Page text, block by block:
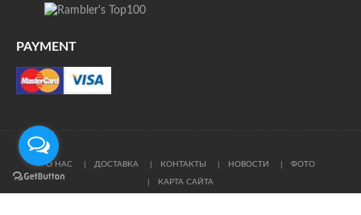
PAYMENT
О НАС ДОСТАВКА КОНТАКТЫ НОВОСТИ ФОТО
КАРТА САЙТА